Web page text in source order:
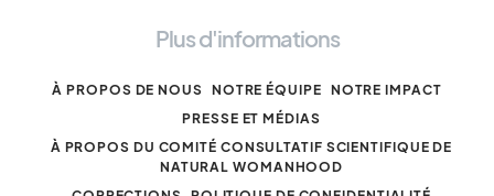
Plus d'informations
À PROPOS DE NOUS NOTRE ÉQUIPE NOTRE IMPACT
PRESSE ET MÉDIAS
À PROPOS DU COMITÉ CONSULTATIF SCIENTIFIQUE DE
NATURAL WOMANHOOD